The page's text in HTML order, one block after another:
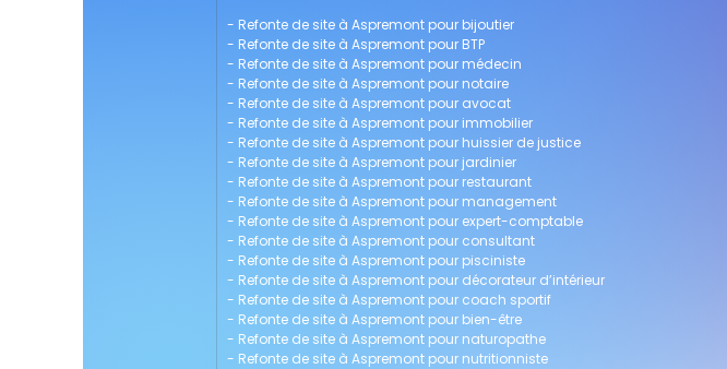
- Refonte de site à Aspremont pour bijoutier
- Refonte de site à Aspremont pour BTP
- Refonte de site à Aspremont pour médecin
- Refonte de site à Aspremont pour notaire
- Refonte de site à Aspremont pour avocat
- Refonte de site à Aspremont pour immobilier
- Refonte de site à Aspremont pour huissier de justice
- Refonte de site à Aspremont pour jardinier
- Refonte de site à Aspremont pour restaurant
- Refonte de site à Aspremont pour management
- Refonte de site à Aspremont pour expert-comptable
- Refonte de site à Aspremont pour consultant
- Refonte de site à Aspremont pour pisciniste
- Refonte de site à Aspremont pour décorateur d’intérieur
- Refonte de site à Aspremont pour coach sportif
- Refonte de site à Aspremont pour bien-être
- Refonte de site à Aspremont pour naturopathe
- Refonte de site à Aspremont pour nutritionniste